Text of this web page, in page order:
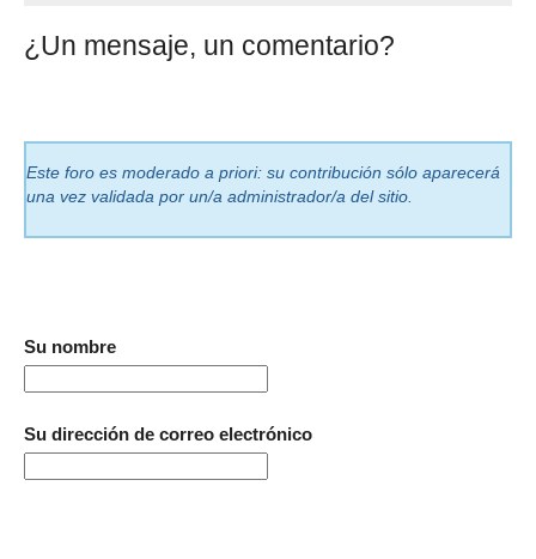
¿Un mensaje, un comentario?
Este foro es moderado a priori: su contribución sólo aparecerá
una vez validada por un/a administrador/a del sitio.
Su nombre
Su dirección de correo electrónico